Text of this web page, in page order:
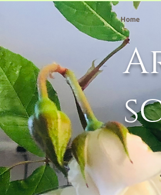
Home